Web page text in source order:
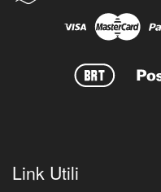
Link Utili